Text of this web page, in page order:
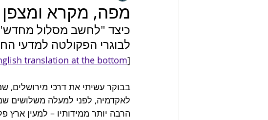
מפה, מקרא ומצפן
כיצד "לחשב מסלול
לבוגרי הפקולטה למדעי
[
translation at the bottom
בבוקר עשיתי את דרכי מירושלים,
לאקדמיה, לפני למעלה משלושים
הרבה יותר ממידותיו – למעין